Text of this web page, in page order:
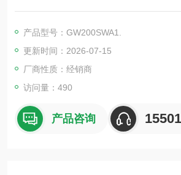
产品型号：GW200SWA1.
更新时间：2026-07-15
厂商性质：经销商
访问量：490
产品咨询